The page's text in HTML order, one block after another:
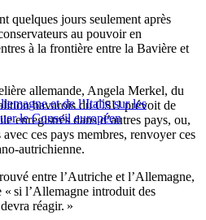
quelques jours seulement après
au pouvoir en
à la frontière entre la Bavière et
et de l’Italie sur les
le Conseil européen
allemande, Angela Merkel, du
bavarois du CSU prévoit de
enregistrés dans d’autres pays, ou,
avec ces pays membres, renvoyer ces
autrichienne.
entre l’Autriche et l’Allemagne,
« si l’Allemagne introduit des
réagir. »